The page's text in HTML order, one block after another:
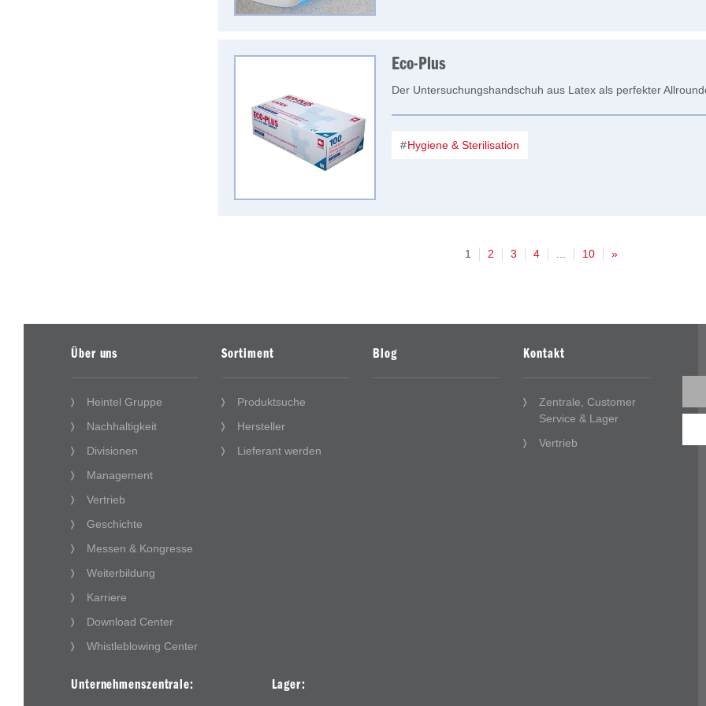
Eco-Plus
Der Untersuchungshandschuh aus Latex als perfekter
Hygiene & Sterilisation
1 2 3 4 10 »
Über uns
Heintel Gruppe
Nachhaltigkeit
Divisionen
Management
Vertrieb
Geschichte
Messen & Kongresse
Weiterbildung
Karriere
Download Center
Whistleblowing Center
Sortiment
Produktsuche
Hersteller
Lieferant werden
Blog Kontakt
Zentrale, Customer
Service & Lager
Vertrieb
Unternehmenszentrale: Lager: